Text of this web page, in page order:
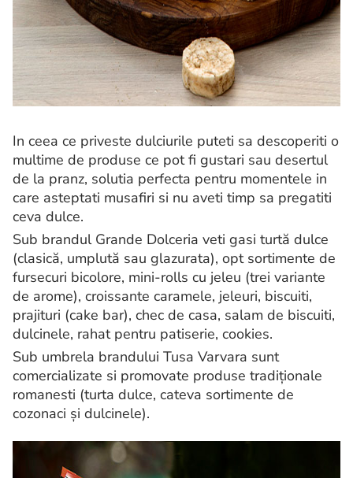
In ceea ce priveste dulciurile puteti sa descoperiti o
multime de produse ce pot fi gustari sau desertul
de la pranz, solutia perfecta pentru momentele in
care asteptati musafiri si nu aveti timp sa pregatiti
ceva dulce.
Sub brandul Grande Dolceria veti gasi turtă dulce
(clasică, umplută sau glazurata), opt sortimente de
fursecuri bicolore, mini-rolls cu jeleu (trei variante
de arome), croissante caramele, jeleuri, biscuiti,
prajituri (cake bar), chec de casa, salam de biscuiti,
dulcinele, rahat pentru patiserie, cookies.
Sub umbrela brandului Tusa Varvara sunt
comercializate si promovate produse tradiționale
romanesti (turta dulce, cateva sortimente de
cozonaci și dulcinele).